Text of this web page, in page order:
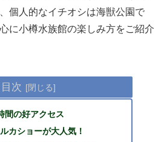
個人的なイチオシは海獣公園で
に小樽水族館の楽しみ方をご紹介
目次
間の好アクセス
カショーが大人気！